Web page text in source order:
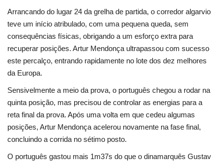
Arrancando do lugar 24 da grelha de partida, o corredor algarvio
teve um início atribulado, com uma pequena queda, sem
consequências físicas, obrigando a um esforço extra para
recuperar posições. Artur Mendonça ultrapassou com sucesso
este percalço, entrando rapidamente no lote dos dez melhores
da Europa.
Sensivelmente a meio da prova, o português chegou a rodar na
quinta posição, mas precisou de controlar as energias para a
reta final da prova. Após uma volta em que cedeu algumas
posições, Artur Mendonça acelerou novamente na fase final,
concluindo a corrida no sétimo posto.
O português gastou mais 1m37s do que o dinamarquês Gustav